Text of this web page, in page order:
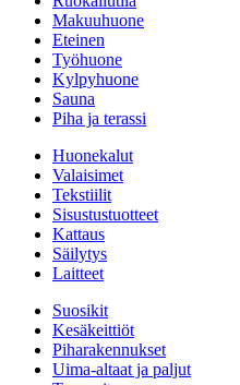
Makuuhuone
Eteinen
Työhuone
Kylpyhuone
Sauna
Piha ja terassi
Huonekalut
Valaisimet
Tekstiilit
Sisustustuotteet
Kattaus
Säilytys
Laitteet
Suosikit
Kesäkeittiöt
Piharakennukset
Uima-altaat ja paljut